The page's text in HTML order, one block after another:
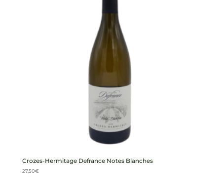
Crozes-Hermitage Defrance Notes Blanches
27,50€